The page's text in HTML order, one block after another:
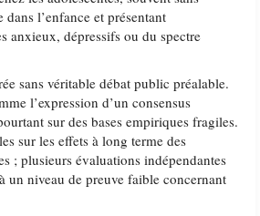
l’enfance et présentant
anxieux, dépressifs ou du spectre
sans véritable débat public préalable.
l’expression d’un consensus
sur des bases empiriques fragiles.
sur les effets à long terme des
; plusieurs évaluations indépendantes
un niveau de preuve faible concernant